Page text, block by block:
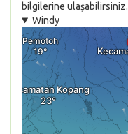
bilgilerine ulaşabilirsiniz.
Windy